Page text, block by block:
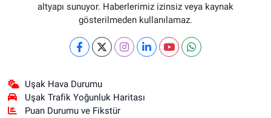
altyapı sunuyor. Haberlerimiz izinsiz veya kaynak
gösterilmeden kullanılamaz.
Uşak Hava Durumu
Uşak Trafik Yoğunluk Haritası
Puan Durumu ve Fikstür